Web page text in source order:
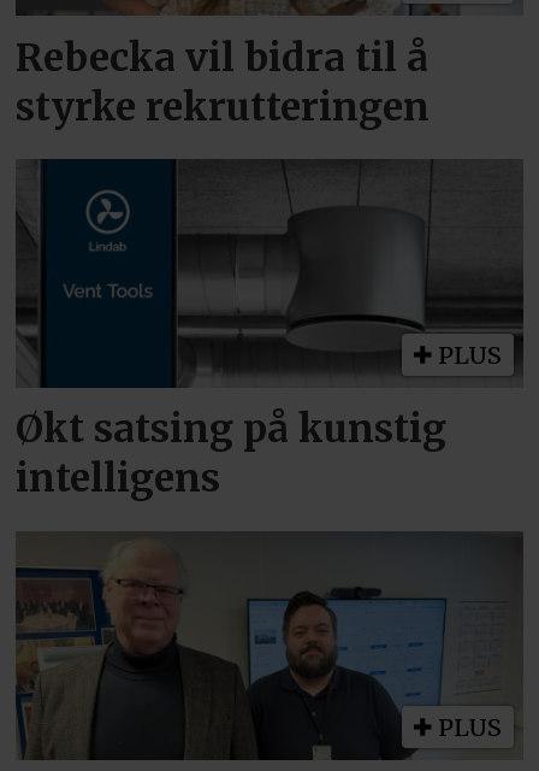
Rebecka vil bidra til å
styrke rekrutteringen
PLUS
Økt satsing på kunstig
intelligens
PLUS